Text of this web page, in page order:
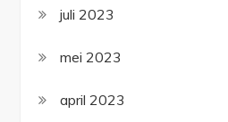
juli 2023
mei 2023
april 2023